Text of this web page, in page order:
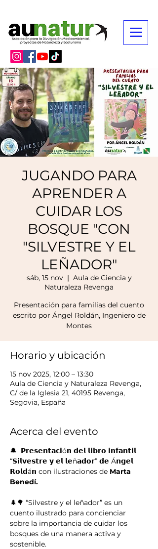
JUGANDO PARA
APRENDER A
CUIDAR LOS
BOSQUE "CON
"SILVESTRE Y EL
LEÑADOR"
sáb, 15 nov
  |
Aula de Ciencia y
Naturaleza Revenga
Presentación para familias del cuento
escrito por Ángel Roldán, Ingeniero de
Montes
Horario y ubicación
15 nov 2025, 12:00 – 13:30
Aula de Ciencia y Naturaleza Revenga,
C/ de la Iglesia 21, 40195 Revenga,
Segovia, España
Acerca del evento
🔔  𝗣𝗿𝗲𝘀𝗲𝗻𝘁𝗮𝗰𝗶ó𝗻 𝗱𝗲𝗹 𝗹𝗶𝗯𝗿𝗼 𝗶𝗻𝗳𝗮𝗻𝘁𝗶𝗹
“𝗦𝗶𝗹𝘃𝗲𝘀𝘁𝗿𝗲 𝘆 𝗲𝗹 𝗹𝗲ñ𝗮𝗱𝗼𝗿” 𝗱𝗲 Á𝗻𝗴𝗲𝗹
𝗥𝗼𝗹𝗱á𝗻 con ilustraciones de Marta
Benedí.
🌲🌳 “Silvestre y el leñador” es un
cuento ilustrado para concienciar
sobre la importancia de cuidar los
bosques de una manera activa y
sostenible.